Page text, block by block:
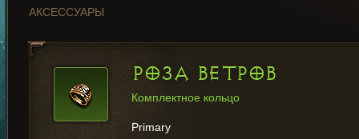
АКСЕССУАРЫ
РОЗА ВЕТРОВ
Комплектное кольцо
Primary